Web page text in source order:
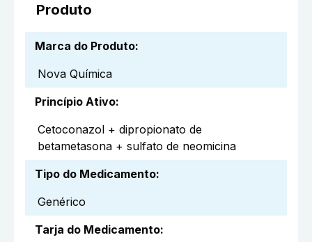
Produto
Marca do Produto:
Nova Química
Princípio Ativo:
Cetoconazol + dipropionato de
betametasona + sulfato de neomicina
Tipo do Medicamento:
Genérico
Tarja do Medicamento: